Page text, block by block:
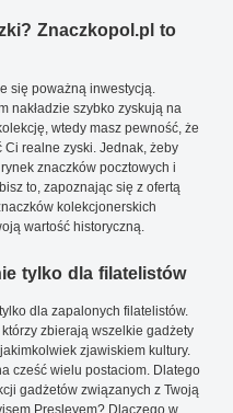
Znaczkopol.pl to
się poważną inwestycją.
nakładzie szybko zyskują na
wtedy masz pewność, że
realne zyski. Jednak, żeby
znaczków pocztowych i
to, zapoznając się z ofertą
kolekcjonerskich
wartość historyczną.
tylko dla filatelistów
dla zapalonych filatelistów.
zbierają wszelkie gadżety
zjawiskiem kultury.
cześć wielu postaciom. Dlatego
gadżetów związanych z Twoją
Presleyem? Dlaczego w